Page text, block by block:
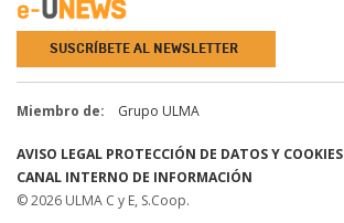
SUSCRÍBETE AL NEWSLETTER
Miembro de: Grupo ULMA
AVISO LEGAL PROTECCIÓN DE DATOS Y COOKIES
CANAL INTERNO DE INFORMACIÓN
© 2026 ULMA C y E, S.Coop.